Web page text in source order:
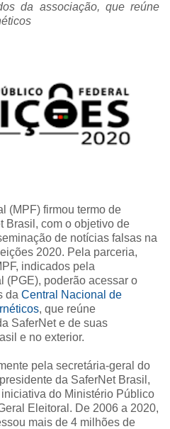
da associação, que reúne
(MPF) firmou termo de
Brasil, com o objetivo de
de notícias falsas na
2020. Pela parceria,
indicados pela
(PGE), poderão acessar o
da Central Nacional de
, que reúne
SaferNet e de suas
e no exterior.
pela secretária-geral do
da SaferNet Brasil,
do Ministério Público
Eleitoral. De 2006 a 2020,
mais de 4 milhões de